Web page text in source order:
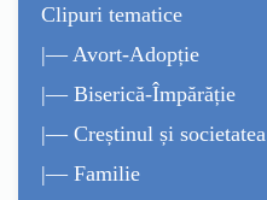
Clipuri tematice
|— Avort-Adopție
|— Biserică-Împărăție
|— Creștinul și societatea
|— Familie